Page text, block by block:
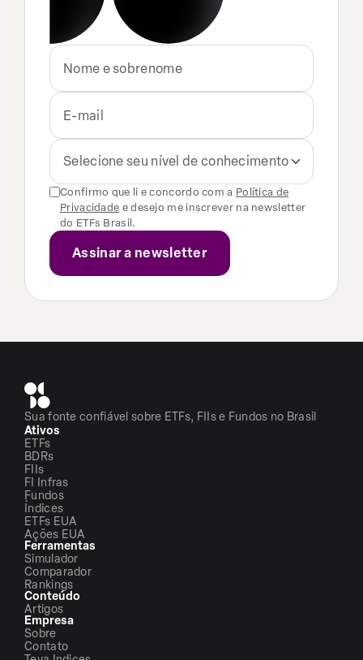
Selecione seu nível de conhecimento
Confirmo que li e concordo com a Política de
Privacidade e desejo me inscrever na newsletter
do ETFs Brasil.
Sua fonte confiável sobre ETFs, FIIs e Fundos no Brasil
Ativos
ETFs
BDRs
FIIs
FI Infras
Fundos
Índices
ETFs EUA
Ações EUA
Ferramentas
Simulador
Comparador
Rankings
Conteúdo
Artigos
Empresa
Sobre
Contato